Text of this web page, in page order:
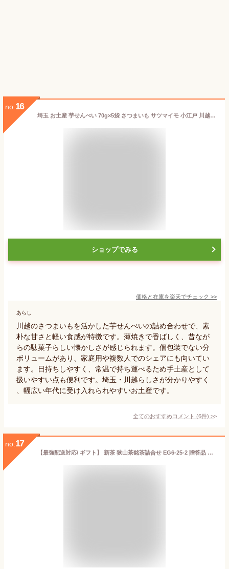
no. 16
埼玉 お土産 芋せんべい 70g×5袋 さつまいも サツマイモ 小江戸 川越 名物 駄菓子 菓子屋横丁 松陸製菓
ショップでみる
価格と在庫を楽天でチェック >>
あらし
川越のさつまいもを活かした芋せんべいの詰め合わせで、素
朴な甘さと軽い食感が特徴です。薄焼きで香ばしく、昔なが
らの駄菓子らしい懐かしさが感じられます。個包装でない分
ボリュームがあり、家庭用や複数人でのシェアにも向いてい
ます。日持ちしやすく、常温で持ち運べるため手土産として
扱いやすい点も便利です。埼玉・川越らしさが分かりやすく
、幅広い年代に受け入れられやすいお土産です。
全てのおすすめコメント (6件) >
no. 17
【最強配送対応/ ギフト】 新茶 狭山茶銘茶詰合せ EG6-25-2 贈答品 ドリンク お茶 内祝 御中元 御歳暮 御年賀 翌日発送可能 狭山茶 農林水産大臣賞受賞工場で製造 お土産 母の日 【父の日ギフト】 香典返し 埼玉特産物 プレゼント 七五三 自宅用